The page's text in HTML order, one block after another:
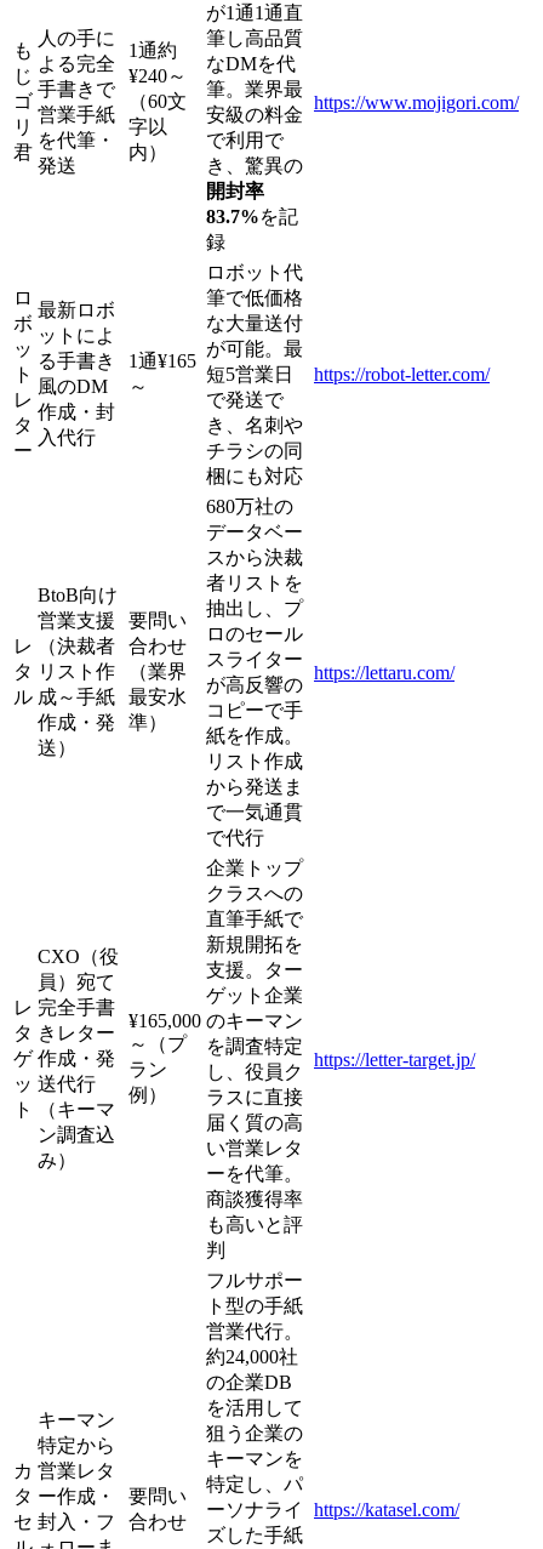
も
じ
ゴ
リ
君
人の手に
よる完全
手書きで
営業手紙
を代筆・
発送
1通約
¥240～
（60文
字以
内）
が1通1通直
筆し高品質
なDMを代
筆。業界最
安級の料金
で利用で
き、驚異の
開封率
83.7%を記
録
https://www.mojigori.com/
ロ
ボ
ッ
ト
レ
タ
ー
最新ロボ
ットによ
る手書き
風のDM
作成・封
入代行
1通¥165
～
ロボット代
筆で低価格
な大量送付
が可能。最
短5営業日
で発送で
き、名刺や
チラシの同
梱にも対応
https://robot-letter.com/
レ
タ
ル
BtoB向け
営業支援
（決裁者
リスト作
成～手紙
作成・発
送）
要問い
合わせ
（業界
最安水
準）
680万社の
データベー
スから決裁
者リストを
抽出し、プ
ロのセール
スライター
が高反響の
コピーで手
紙を作成。
リスト作成
から発送ま
で一気通貫
で代行
https://lettaru.com/
レ
タ
ゲ
ッ
ト
CXO（役
員）宛て
完全手書
きレター
作成・発
送代行
（キーマ
ン調査込
み）
¥165,000
～（プ
ラン
例）
企業トップ
クラスへの
直筆手紙で
新規開拓を
支援。ター
ゲット企業
のキーマン
を調査特定
し、役員ク
ラスに直接
届く質の高
い営業レタ
ーを代筆。
商談獲得率
も高いと評
判
https://letter-target.jp/
カ
タ
セ
キーマン
特定から
営業レタ
ー作成・
封入・フ
要問い
合わせ
フルサポー
ト型の手紙
営業代行。
約24,000社
の企業DB
を活用して
狙う企業の
キーマンを
特定し、パ
ーソナライ
ズした手紙
https://katasel.com/